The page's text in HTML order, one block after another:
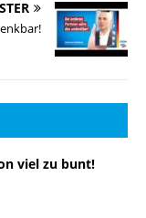
viel zu bunt!